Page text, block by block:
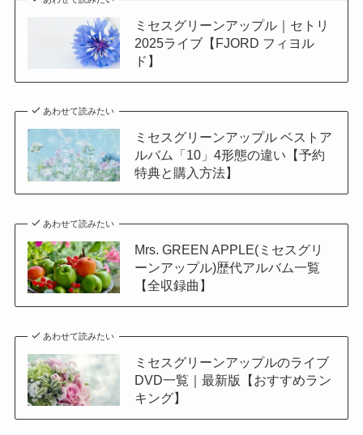
ミセスグリーンアップル｜セトリ
2025ライブ【FJORD フィヨル
ド】
あわせて読みたい
ミセスグリーンアップル ベストア
ルバム「10」4形態の違い【予約
特典と購入方法】
あわせて読みたい
Mrs. GREEN APPLE(ミセスグリ
ーンアップル)歴代アルバム一覧
【全収録曲】
あわせて読みたい
ミセスグリーンアップルのライブ
DVD一覧｜最新版【おすすめラン
キング】